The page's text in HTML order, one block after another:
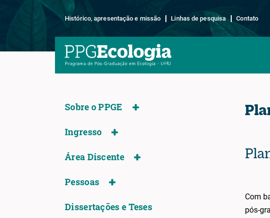
Histórico, apresentação e missão Linhas de pesquisa Contato
Sobre o PPGE
Ingresso
Área Discente
Pessoas
Dissertações e Teses
Com
pós-